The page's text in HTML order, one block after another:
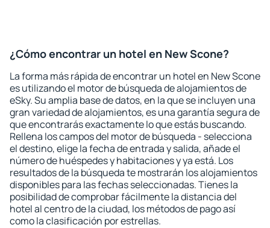
¿Cómo encontrar un hotel en New Scone?
La forma más rápida de encontrar un hotel en New Scone
es utilizando el motor de búsqueda de alojamientos de
eSky. Su amplia base de datos, en la que se incluyen una
gran variedad de alojamientos, es una garantía segura de
que encontrarás exactamente lo que estás buscando.
Rellena los campos del motor de búsqueda - selecciona
el destino, elige la fecha de entrada y salida, añade el
número de huéspedes y habitaciones y ya está. Los
resultados de la búsqueda te mostrarán los alojamientos
disponibles para las fechas seleccionadas. Tienes la
posibilidad de comprobar fácilmente la distancia del
hotel al centro de la ciudad, los métodos de pago así
como la clasificación por estrellas.